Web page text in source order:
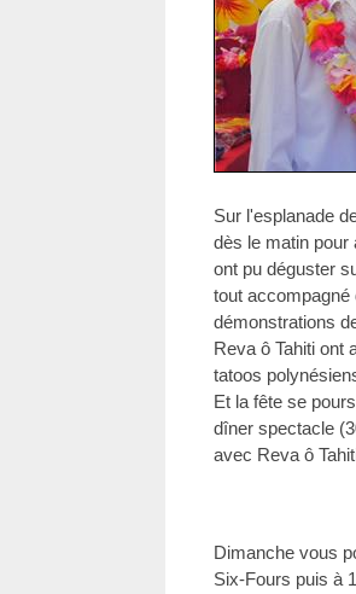
Sur l'esplanade
dès le matin pour
ont pu déguster
tout accompagné
démonstrations
Reva ô Tahiti ont
tatoos
Et la fête se
dîner spectacle
avec Reva ô
Dimanche vous
Six-Fours puis à